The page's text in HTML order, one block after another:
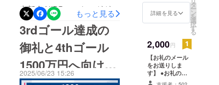
来であれば、すべてのご支
援者さまにお届けしたい気
持ちですが、予算やお届け
先の都合により、ご希望の
方に限り「追加支援 リ
ターンあり（1,000円）」に
ファンディング」への挑戦
のリアルを語りました。三
間氏が紹介したクラウド
ファンディング成功の本質
と、現在4thゴールを目指し
て進行中のNIPPのクラウド
究部会 NIPPワーキンググ
ループ主催による記者向け
説明会が東京都渋谷区にて
開催されました。NIPPの治
験実施に向けたクラウド
ファンディングを行ってい
もっと見る
3rdゴール達成の
御礼と4thゴール
1500万円へ向けた
2025/06/23 15:26
詳細を見る
タ
ー
ン
を
選
択
す
る
2,000円
【お礼のメール
をお送りしま
す】 ●お礼の
メールをお送り